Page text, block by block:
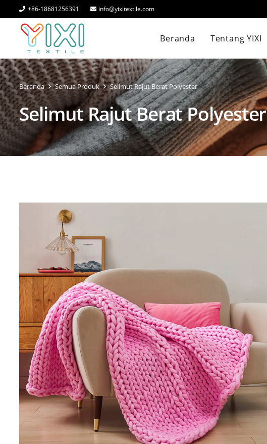
+86-18681256391 info@yixitextile.com
Beranda Tentang YIXI
Beranda Semua Produk Selimut Rajut Berat Polyester
Selimut Rajut Berat Polyester